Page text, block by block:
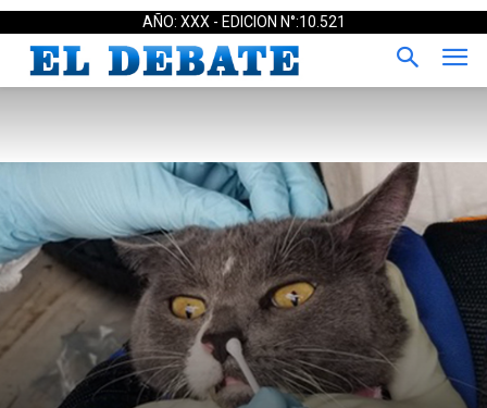
AÑO: XXX - EDICION N°:10.521